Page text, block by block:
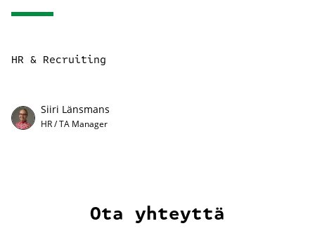
HR & Recruiting
Siiri Länsmans
HR / TA Manager
Ota yhteyttä